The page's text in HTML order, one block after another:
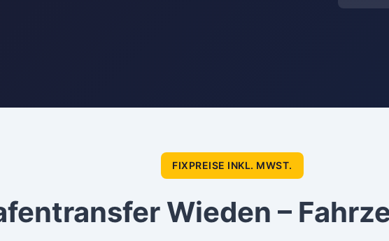
FIXPREISE INKL. MWST.
Wieden –